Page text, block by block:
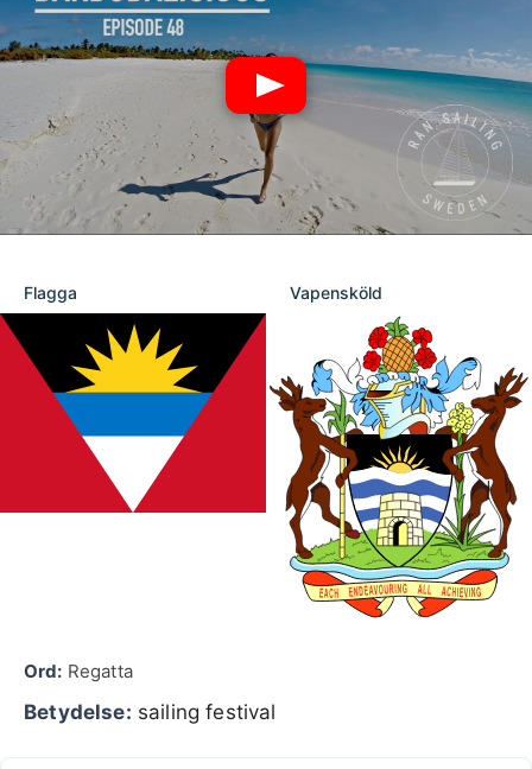
Flagga Vapensköld
Ord: Regatta
Betydelse: sailing festival